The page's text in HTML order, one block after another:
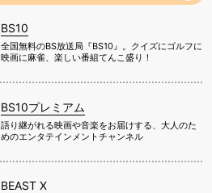
BS10
全国無料のBS放送局『BS10』。クイズにゴルフに
映画に麻雀、楽しい番組てんこ盛り！
BS10プレミアム
語り継がれる映画や音楽をお届けする、大人のた
めのエンタテインメントチャンネル
BEAST X